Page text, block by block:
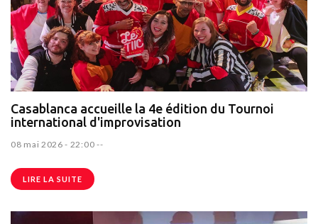
Casablanca accueille la 4e édition du Tournoi
international d'improvisation
08 mai 2026 - 22:00 --
LIRE LA SUITE